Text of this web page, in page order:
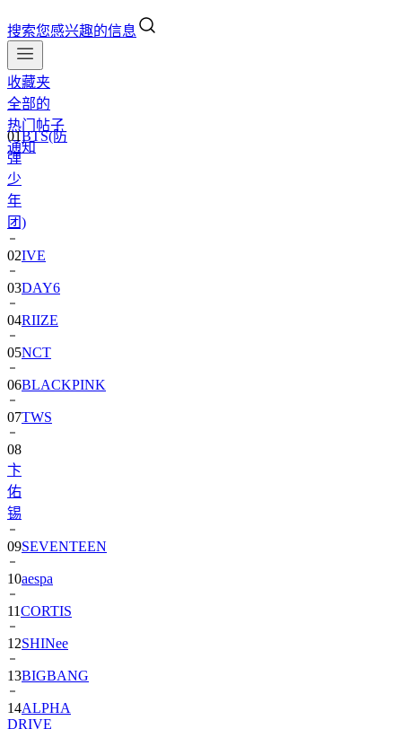
搜索您感兴趣的信息
收藏夹
全部的
热门帖子
通知
01BTS(防
弹
少
年
团)
02IVE
03DAY6
04RIIZE
05NCT
06BLACKPINK
07TWS
08
卞
佑
锡
09
10aespa
11CORTIS
12SHINee
13BIGBANG
14ALPHA
DRIVE
ONE)